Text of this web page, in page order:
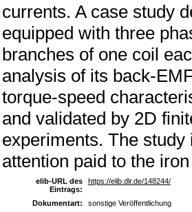
currents. A case study
equipped with three
branches of one coil
analysis of its back-
torque-speed
and validated by 2D
experiments. The
attention paid to the
elib-URL des
Eintrags:
https://elib.dlr.de/148244/
Dokumentart:
sonstige Veröffentlichung